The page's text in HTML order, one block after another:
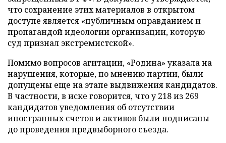
что сохранение этих материалов в открытом
доступе является «публичным оправданием и
пропагандой идеологии организации, которую
суд признал экстремистской».
Помимо вопросов агитации, «Родина» указала на
нарушения, которые, по мнению партии, были
допущены еще на этапе выдвижения кандидатов.
В частности, в иске говорится, что у 218 из 269
кандидатов уведомления об отсутствии
иностранных счетов и активов были подписаны
до проведения предвыборного съезда.